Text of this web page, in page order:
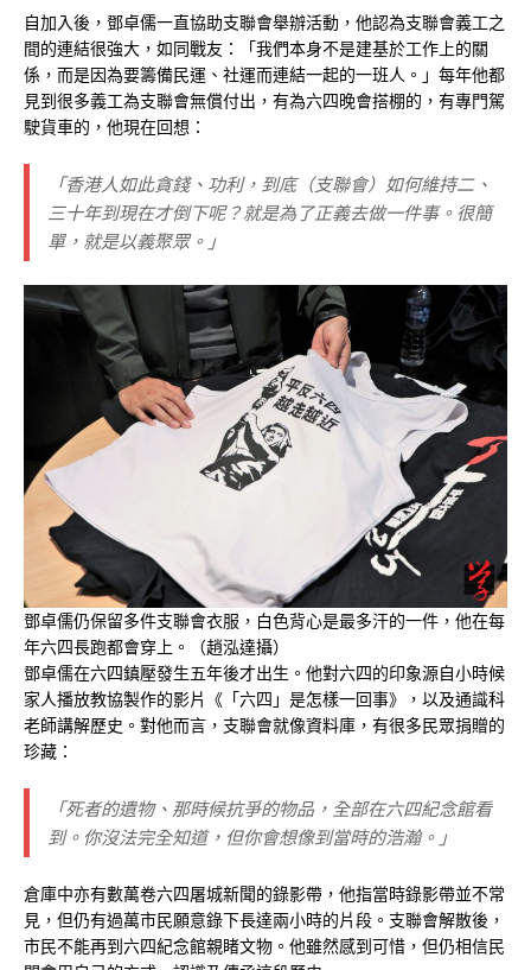
自加入後，鄧卓儒一直協助支聯會舉辦活動，他認為支聯會義工之
間的連結很強大，如同戰友：「我們本身不是建基於工作上的關
係，而是因為要籌備民運、社運而連結一起的一班人。」每年他都
見到很多義工為支聯會無償付出，有為六四晚會搭棚的，有專門駕
駛貨車的，他現在回想：
「香港人如此貪錢、功利，到底（支聯會）如何維持二、
三十年到現在才倒下呢？就是為了正義去做一件事。很簡
單，就是以義聚眾。」
鄧卓儒仍保留多件支聯會衣服，白色背心是最多汗的一件，他在每
年六四長跑都會穿上。（趙泓達攝）
鄧卓儒在六四鎮壓發生五年後才出生。他對六四的印象源自小時候
家人播放教協製作的影片《「六四」是怎樣一回事》，以及通識科
老師講解歷史。對他而言，支聯會就像資料庫，有很多民眾捐贈的
珍藏：
「死者的遺物、那時候抗爭的物品，全部在六四紀念館看
到。你沒法完全知道，但你會想像到當時的浩瀚。」
倉庫中亦有數萬卷六四屠城新聞的錄影帶，他指當時錄影帶並不常
見，但仍有過萬市民願意錄下長達兩小時的片段。支聯會解散後，
市民不能再到六四紀念館親睹文物。他雖然感到可惜，但仍相信民